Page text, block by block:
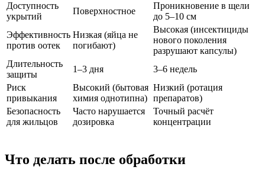
Доступность
укрытий
Поверхностное
Проникновение в щели
до 5–10 см
Эффективность
против оотек
Низкая (яйца не
погибают)
Высокая (инсектициды
нового поколения
разрушают капсулы)
Длительность
защиты
1–3 дня
3–6 недель
Риск
привыкания
Высокий (бытовая
химия однотипна)
Низкий (ротация
препаратов)
Безопасность
для жильцов
Часто нарушается
дозировка
Точный расчёт
концентрации
Что делать после обработки